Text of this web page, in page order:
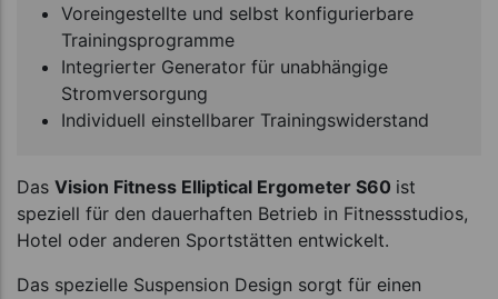
Voreingestellte und selbst konfigurierbare
Trainingsprogramme
Integrierter Generator für unabhängige
Stromversorgung
Individuell einstellbarer Trainingswiderstand
Das Vision Fitness Elliptical Ergometer S60 ist
speziell für den dauerhaften Betrieb in Fitnessstudios,
Hotel oder anderen Sportstätten entwickelt.
Das spezielle Suspension Design sorgt für einen